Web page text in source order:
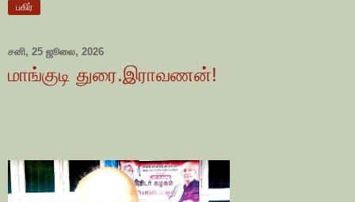
பகிர்
சனி, 25 ஜூலை, 2026
மாங்குடி துரை.இராவணன்!